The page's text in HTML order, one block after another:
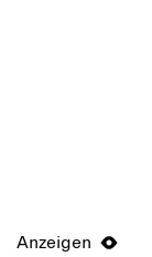
Anzeigen